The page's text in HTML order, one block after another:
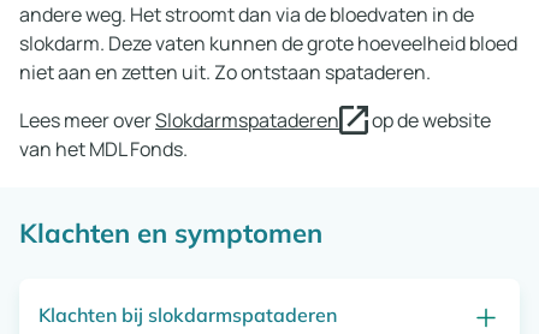
andere weg. Het stroomt dan via de bloedvaten in de
slokdarm. Deze vaten kunnen de grote hoeveelheid bloed
niet aan en zetten uit. Zo ontstaan spataderen.
Lees meer overSlokdarmspataderen
op de website
van het MDL Fonds.
Klachten en symptomen
Klachten bij slokdarmspataderen